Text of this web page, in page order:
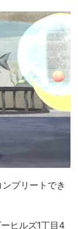
プリートでき
ヒルズ1丁目4